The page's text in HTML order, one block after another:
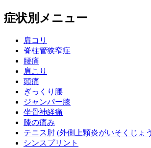
症状別メニュー
肩コリ
脊柱管狭窄症
腰痛
肩こり
頭痛
ぎっくり腰
ジャンパー膝
坐骨神経痛
膝の痛み
テニス肘 (外側上顆炎がいそくじょ
シンスプリント